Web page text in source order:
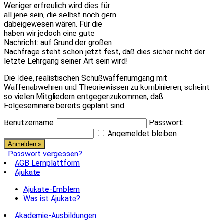
Weniger erfreulich wird dies für
all jene sein, die selbst noch gern
dabeigewesen wären. Für die
haben wir jedoch eine gute
Nachricht: auf Grund der großen
Nachfrage steht schon jetzt fest, daß dies sicher nicht der
letzte Lehrgang seiner Art sein wird!
Die Idee, realistischen Schußwaffenumgang mit
Waffenabwehren und Theoriewissen zu kombinieren, scheint
so vielen Mitgliedern entgegenzukommen, daß
Folgeseminare bereits geplant sind.
Benutzername:
Passwort:
Angemeldet bleiben
Passwort vergessen?
AGB Lernplattform
Ajukate
Ajukate-Emblem
Was ist Ajukate?
Akademie-Ausbildungen